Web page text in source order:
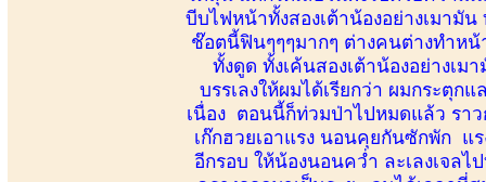
บีบไฟหน้าทั้งสองเต้าน้องอย่างเมามั
ช๊อตนี้ฟินๆๆๆมากๆ ต่างคนต่างทำหน้
ทั้งดูด ทั้งเค้นสองเต้าน้องอย่างเ
บรรเลงให้ผมได้เรียกว่า ผมกระตุก
เนื่อง ตอนนี้ก็ท่วมป่าไปหมดแล้ว รา
เก๊กฮวยเอาแรง นอนคุยกันซักพัก แ
อีกรอบ ให้น้องนอนคว่ำ ละเลงเจล